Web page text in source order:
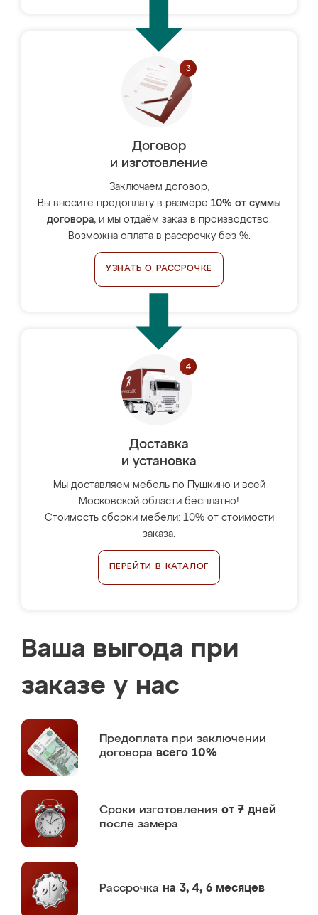
Договор
и изготовление
Заключаем договор,
Вы вносите предоплату в размере 10% от суммы
договора, и мы отдаём заказ в производство.
Возможна оплата в рассрочку без %.
УЗНАТЬ О РАССРОЧКЕ
Доставка
и установка
Мы доставляем мебель по Пушкино и всей
Московской области бесплатно!
Стоимость сборки мебели: 10% от стоимости
заказа.
ПЕРЕЙТИ В КАТАЛОГ
Ваша выгода при
заказе у нас
Предоплата при заключении
договора всего 10%
Сроки изготовления от 7 дней
после замера
Рассрочка на 3, 4, 6 месяцев